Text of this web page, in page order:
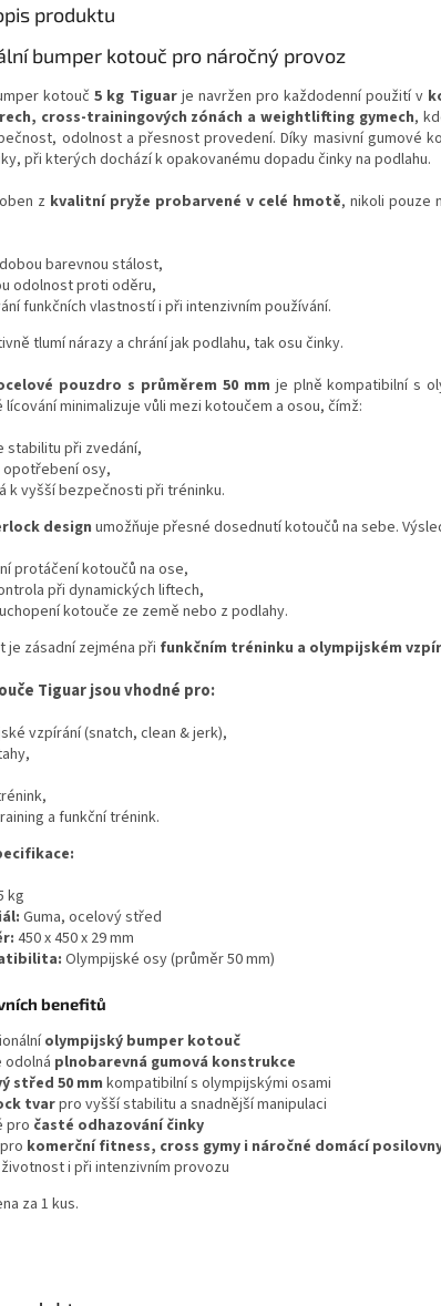
produktu
bumper kotouč pro náročný provoz
kotouč5 kg Tiguarje navržen pro každodenní použití v
cross-trainingových zónách a weightlifting gymech,
odolnost a přesnost provedení. Díky masivní gumové
při kterých dochází k opakovanému dopadu činky na podlahu.
z kvalitní pryže probarvené v celé hmotě, nikoli pouze
barevnou stálost,
odolnost proti oděru,
funkčních vlastností i při intenzivním používání.
tlumí nárazy a chrání jak podlahu, tak osu činky.
pouzdro s průměrem 50 mm je plně kompatibilní s
lícování minimalizuje vůli mezi kotoučem a osou, čímž:
stabilitu při zvedání,
opotřebení osy,
k vyšší bezpečnosti při tréninku.
design umožňuje přesné dosednutí kotoučů na sebe.
protáčení kotoučů na ose,
při dynamických liftech,
kotouče ze země nebo z podlahy.
je zásadní zejména při funkčním tréninku a olympijském
Tiguar jsou vhodné pro:
vzpírání (snatch, clean & jerk),
a funkční trénink.
kg
Guma, ocelový střed
450 x 450 x 29 mm
Olympijské osy (průměr 50 mm)
benefitů
olympijský bumper kotouč
odolná plnobarevná gumová konstrukce
střed 50 mm kompatibilní s olympijskými osami
tvarpro vyšší stabilitu a snadnější manipulaci
pro časté odhazování činky
komerční fitness, cross gymy i náročné domácí
i při intenzivním provozu
za 1 kus.